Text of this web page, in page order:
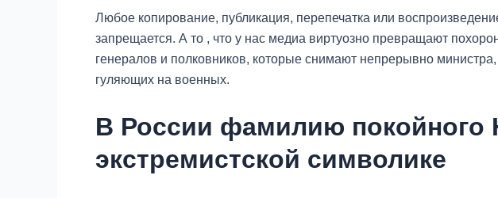
Любое копирование, публикация, перепечатка или
запрещается. А то , что у нас медиа виртуозно превращают
генералов и полковников, которые снимают непрерывно
гуляющих на военных.
В России фамилию покойного
экстремистской символике